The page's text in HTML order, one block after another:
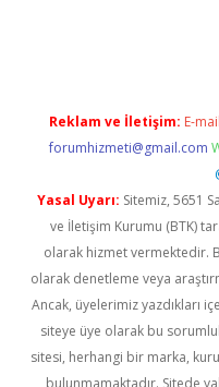
Reklam ve İletişim: E-
forumhizmeti@gmail.com
Yasal Uyarı: Sitemiz, 5651
ve İletişim Kurumu (BTK)
olarak hizmet vermektedir.
olarak denetleme veya
Ancak, üyelerimiz yazdıkları
siteye üye olarak bu
sitesi, herhangi bir marka,
bulunmamaktadır. Sitede